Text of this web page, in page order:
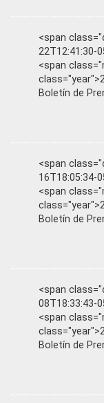
<span
22T12:41:30-
<span
Boletín de
<span
16T18:05:34-
<span
Boletín de
<span
08T18:33:43-
<span
Boletín de